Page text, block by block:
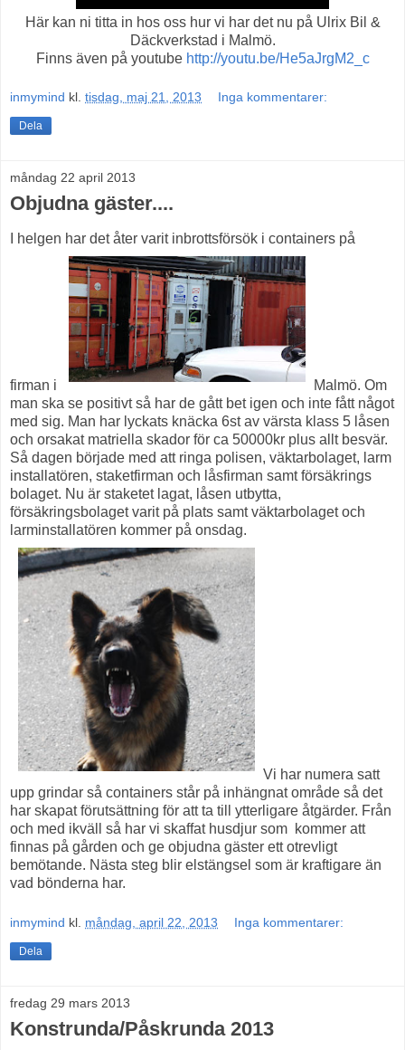
Här kan ni titta in hos oss hur vi har det nu på Ulrix Bil &
Däckverkstad i Malmö.
Finns även på youtube http://youtu.be/He5aJrgM2_c
inmymind kl. tisdag, maj 21, 2013 Inga kommentarer:
Dela
måndag 22 april 2013
Objudna gäster....
I helgen har det åter varit inbrottsförsök i containers på
firman i
Malmö. Om
man ska se positivt så har de gått bet igen och inte fått något
med sig. Man har lyckats knäcka 6st av värsta klass 5 låsen
och orsakat matriella skador för ca 50000kr plus allt besvär.
Så dagen började med att ringa polisen, väktarbolaget, larm
installatören, staketfirman och låsfirman samt försäkrings
bolaget. Nu är staketet lagat, låsen utbytta,
försäkringsbolaget varit på plats samt väktarbolaget och
larminstallatören kommer på onsdag.
Vi har numera satt
upp grindar så containers står på inhängnat område så det
har skapat förutsättning för att ta till ytterligare åtgärder. Från
och med ikväll så har vi skaffat husdjur som kommer att
finnas på gården och ge objudna gäster ett otrevligt
bemötande. Nästa steg blir elstängsel som är kraftigare än
vad bönderna har.
inmymind kl. måndag, april 22, 2013 Inga kommentarer:
Dela
fredag 29 mars 2013
Konstrunda/Påskrunda 2013